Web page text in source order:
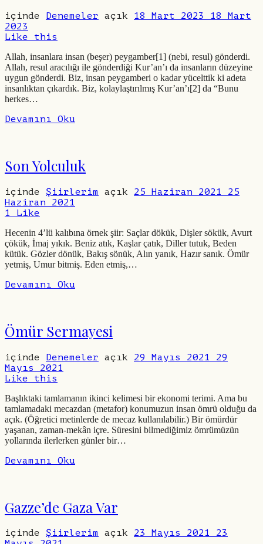
içinde Denemeler açık 18 Mart 2023 18 Mart
2023
Like this
Allah, insanlara insan (beşer) peygamber[1] (nebi, resul) gönderdi.
Allah, resul aracılığı ile gönderdiği Kur’an’ı da insanların düzeyine
uygun gönderdi. Biz, insan peygamberi o kadar yücelttik ki adeta
insanlıktan çıkardık. Biz, kolaylaştırılmış Kur’an’ı[2] da “Bunu
herkes…
Devamını Oku
Son Yolculuk
içinde Şiirlerim açık 25 Haziran 2021 25
Haziran 2021
1
Like
Hecenin 4’lü kalıbına örnek şiir: Saçlar dökük, Dişler sökük, Avurt
çökük, İmaj yıkık. Beniz atık, Kaşlar çatık, Diller tutuk, Beden
kütük. Gözler dönük, Bakış sönük, Alın yanık, Hazır sanık. Ömür
yetmiş, Umur bitmiş. Eden etmiş,…
Devamını Oku
Ömür Sermayesi
içinde Denemeler açık 29 Mayıs 2021 29
Mayıs 2021
Like this
Başlıktaki tamlamanın ikinci kelimesi bir ekonomi terimi. Ama bu
tamlamadaki mecazdan (metafor) konumuzun insan ömrü olduğu da
açık. (Öğretici metinlerde de mecaz kullanılabilir.) Bir ömürdür
yaşanan, zaman-mekân içre. Süresini bilmediğimiz ömrümüzün
yollarında ilerlerken günler bir…
Devamını Oku
Gazze’de Gaza Var
içinde Şiirlerim açık 23 Mayıs 2021 23